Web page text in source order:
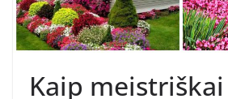
Kaip meistriškai